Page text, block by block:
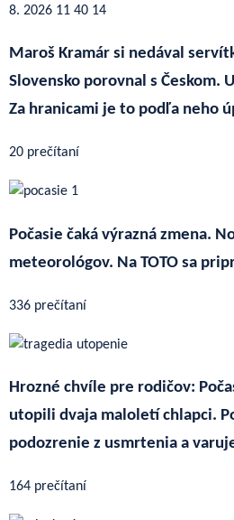
Maroš Kramár si nedával
Slovensko porovnal s Českom.
Za hranicami je to podľa neho
20 prečítaní
Počasie čaká výrazná zmena.
meteorológov. Na TOTO sa
336 prečítaní
Hrozné chvíle pre rodičov:
utopili dvaja maloletí chlapci.
podozrenie z usmrtenia a
164 prečítaní